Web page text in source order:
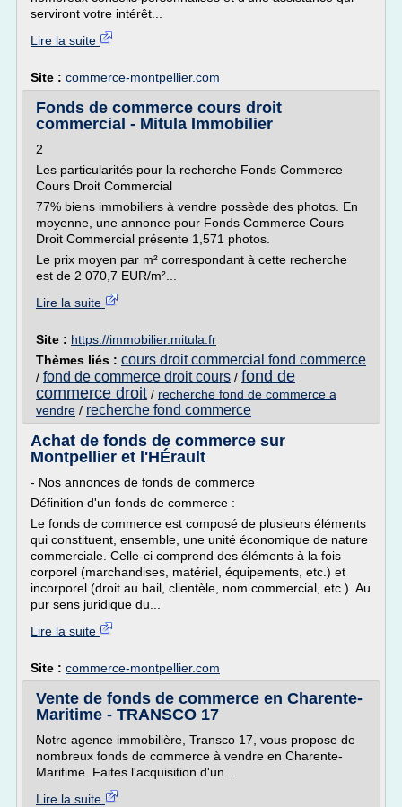
serviront votre intérêt...
Lire la suite
Site : commerce-montpellier.com
Fonds de commerce cours droit
commercial - Mitula Immobilier
2
Les particularités pour la recherche Fonds Commerce
Cours Droit Commercial
77% biens immobiliers à vendre possède des photos. En
moyenne, une annonce pour Fonds Commerce Cours
Droit Commercial présente 1,571 photos.
Le prix moyen par m² correspondant à cette recherche
est de 2 070,7 EUR/m²...
Lire la suite
Site : https://immobilier.mitula.fr
Thèmes liés : cours droit commercial fond commerce
/ fond de commerce droit cours / fond de
commerce droit / recherche fond de commerce a
vendre / recherche fond commerce
Achat de fonds de commerce sur
Montpellier et l'HÉrault
- Nos annonces de fonds de commerce
Définition d'un fonds de commerce :
Le fonds de commerce est composé de plusieurs éléments
qui constituent, ensemble, une unité économique de nature
commerciale. Celle-ci comprend des éléments à la fois
corporel (marchandises, matériel, équipements, etc.) et
incorporel (droit au bail, clientèle, nom commercial, etc.). Au
pur sens juridique du...
Lire la suite
Site : commerce-montpellier.com
Vente de fonds de commerce en Charente-
Maritime - TRANSCO 17
Notre agence immobilière, Transco 17, vous propose de
nombreux fonds de commerce à vendre en Charente-
Maritime. Faites l'acquisition d'un...
Lire la suite